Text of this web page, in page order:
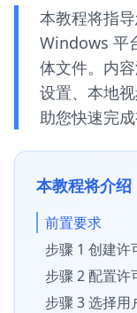
本教程将指
Windows 平
体文件。内
设置、本地
助您快速完
本教程将介绍
前置要求
步骤 1 创建许
步骤 2 配置许
步骤 3 选择用